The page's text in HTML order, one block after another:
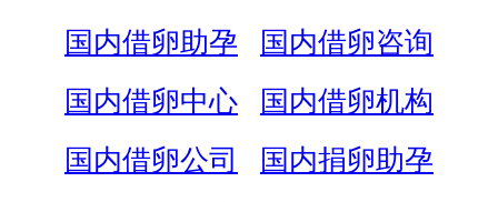
国内借卵助孕
国内借卵咨询
国内借卵中心
国内借卵机构
国内借卵公司
国内捐卵助孕